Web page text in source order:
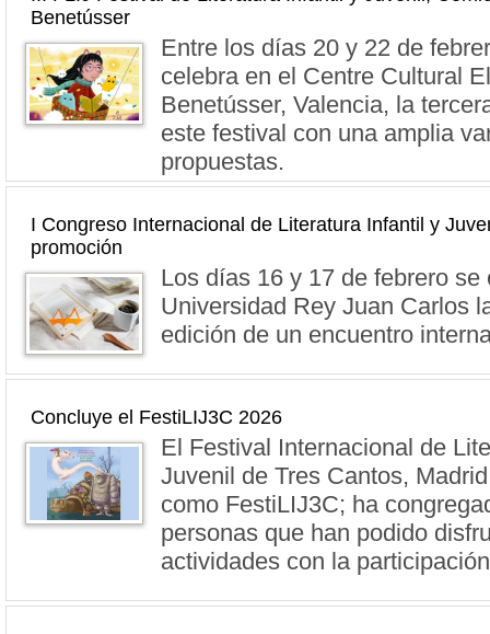
Benetússer
Entre los días 20 y 22 de
celebra en el Centre Cultural
Benetússer, Valencia, la
este festival con una amplia
propuestas.
I Congreso Internacional de Literatura Infantil y
promoción
Los días 16 y 17 de febrero se
Universidad Rey Juan Carlos
edición de un encuentro
Concluye el FestiLIJ3C 2026
El Festival Internacional de
Juvenil de Tres Cantos,
como FestiLIJ3C; ha
personas que han podido
actividades con la